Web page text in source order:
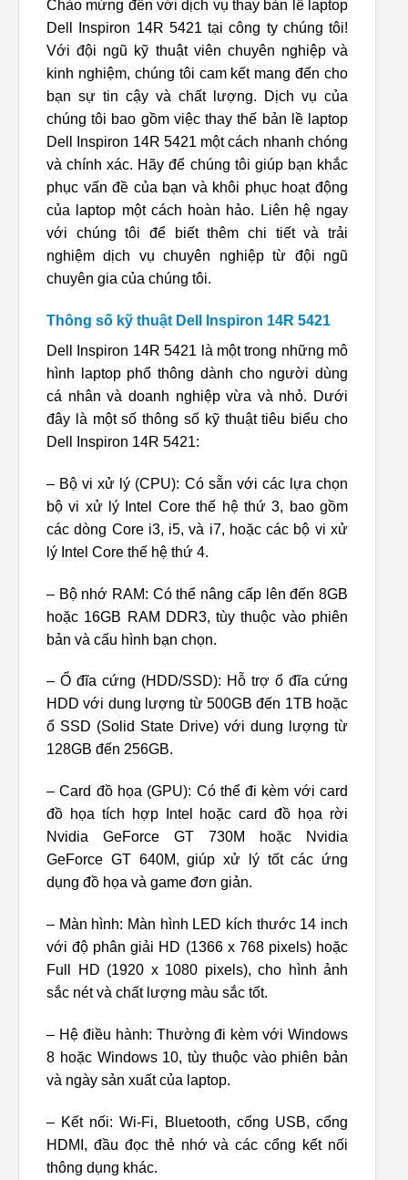
Chào mừng đến với dịch vụ thay bản lề laptop
Dell Inspiron 14R 5421 tại công ty chúng tôi!
Với đội ngũ kỹ thuật viên chuyên nghiệp và
kinh nghiệm, chúng tôi cam kết mang đến cho
bạn sự tin cậy và chất lượng. Dịch vụ của
chúng tôi bao gồm việc thay thế bản lề laptop
Dell Inspiron 14R 5421 một cách nhanh chóng
và chính xác. Hãy để chúng tôi giúp bạn khắc
phục vấn đề của bạn và khôi phục hoạt động
của laptop một cách hoàn hảo. Liên hệ ngay
với chúng tôi để biết thêm chi tiết và trải
nghiệm dịch vụ chuyên nghiệp từ đội ngũ
chuyên gia của chúng tôi.
Thông số kỹ thuật Dell Inspiron 14R 5421
Dell Inspiron 14R 5421 là một trong những mô
hình laptop phổ thông dành cho người dùng
cá nhân và doanh nghiệp vừa và nhỏ. Dưới
đây là một số thông số kỹ thuật tiêu biểu cho
Dell Inspiron 14R 5421:
– Bộ vi xử lý (CPU): Có sẵn với các lựa chọn
bộ vi xử lý Intel Core thế hệ thứ 3, bao gồm
các dòng Core i3, i5, và i7, hoặc các bộ vi xử
lý Intel Core thế hệ thứ 4.
– Bộ nhớ RAM: Có thể nâng cấp lên đến 8GB
hoặc 16GB RAM DDR3, tùy thuộc vào phiên
bản và cấu hình bạn chọn.
– Ổ đĩa cứng (HDD/SSD): Hỗ trợ ổ đĩa cứng
HDD với dung lượng từ 500GB đến 1TB hoặc
ổ SSD (Solid State Drive) với dung lượng từ
128GB đến 256GB.
– Card đồ họa (GPU): Có thể đi kèm với card
đồ họa tích hợp Intel hoặc card đồ họa rời
Nvidia GeForce GT 730M hoặc Nvidia
GeForce GT 640M, giúp xử lý tốt các ứng
dụng đồ họa và game đơn giản.
– Màn hình: Màn hình LED kích thước 14 inch
với độ phân giải HD (1366 x 768 pixels) hoặc
Full HD (1920 x 1080 pixels), cho hình ảnh
sắc nét và chất lượng màu sắc tốt.
– Hệ điều hành: Thường đi kèm với Windows
8 hoặc Windows 10, tùy thuộc vào phiên bản
và ngày sản xuất của laptop.
– Kết nối: Wi-Fi, Bluetooth, cổng USB, cổng
HDMI, đầu đọc thẻ nhớ và các cổng kết nối
thông dụng khác.